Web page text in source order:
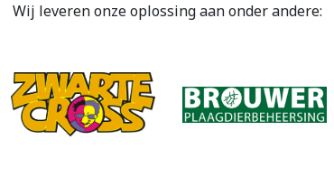
Wij leveren onze oplossing aan onder andere: